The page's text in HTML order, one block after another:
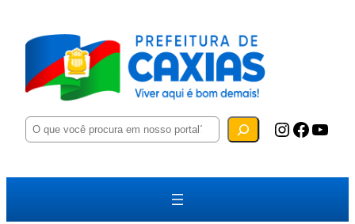
P
e
u
Instagram Facebook YouTube